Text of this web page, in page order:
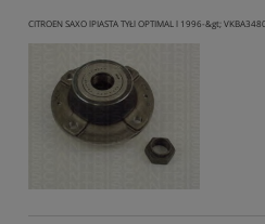
CITROEN SAXO lPIASTA TYŁl OPTIMAL l 1996-&gt;